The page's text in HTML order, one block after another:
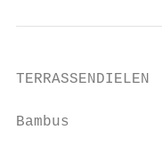
TERRASSENDIELEN
Bambus